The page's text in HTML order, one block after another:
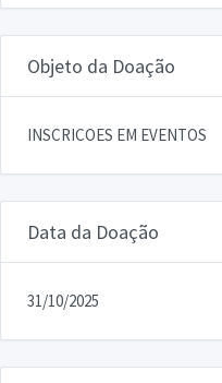
Objeto da Doação
INSCRICOES EM EVENTOS
Data da Doação
31/10/2025